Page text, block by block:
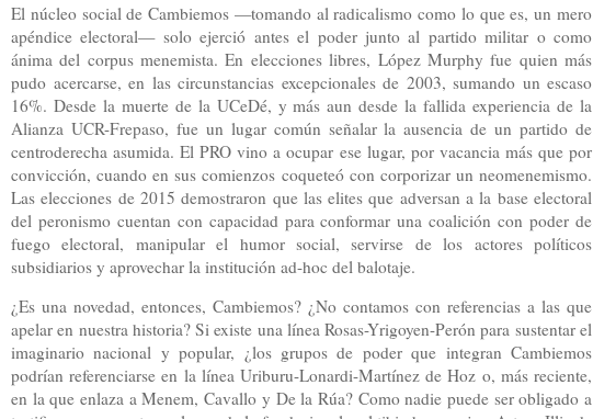
El núcleo social de Cambiemos —tomando al radicalismo como lo que es, un mero
apéndice electoral— solo ejerció antes el poder junto al partido militar o como
ánima del corpus menemista. En elecciones libres, López Murphy fue quien más
pudo acercarse, en las circunstancias excepcionales de 2003, sumando un escaso
16%. Desde la muerte de la UCeDé, y más aun desde la fallida experiencia de la
Alianza UCR-Frepaso, fue un lugar común señalar la ausencia de un partido de
centroderecha asumida. El PRO vino a ocupar ese lugar, por vacancia más que por
convicción, cuando en sus comienzos coqueteó con corporizar un neomenemismo.
Las elecciones de 2015 demostraron que las elites que adversan a la base electoral
del peronismo cuentan con capacidad para conformar una coalición con poder de
fuego electoral, manipular el humor social, servirse de los actores políticos
subsidiarios y aprovechar la institución ad-hoc del balotaje.
¿Es una novedad, entonces, Cambiemos? ¿No contamos con referencias a las que
apelar en nuestra historia? Si existe una línea Rosas-Yrigoyen-Perón para sustentar el
imaginario nacional y popular, ¿los grupos de poder que integran Cambiemos
podrían referenciarse en la línea Uriburu-Lonardi-Martínez de Hoz o, más reciente,
en la que enlaza a Menem, Cavallo y De la Rúa? Como nadie puede ser obligado a